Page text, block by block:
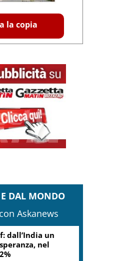
la copia
DAL MONDO
Askanews
dall’India un
nel